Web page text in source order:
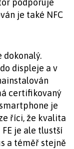
podporuje
je také NFC
displeje a v
certifikovaný
je
říci, že kvalita
je ale tlustší
a téměř stejně